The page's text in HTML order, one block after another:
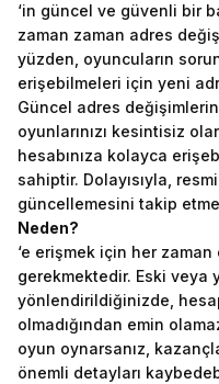
‘in güncel ve güvenli bir
zaman zaman adres
yüzden, oyuncuların
erişebilmeleri için yeni
Güncel adres
oyunlarınızı kesintisiz
hesabınıza kolayca
sahiptir. Dolayısıyla,
güncellemesini takip
Neden?
‘e erişmek için her
gerekmektedir. Eski veya
yönlendirildiğinizde,
olmadığından emin
oyun oynarsanız,
önemli detayları